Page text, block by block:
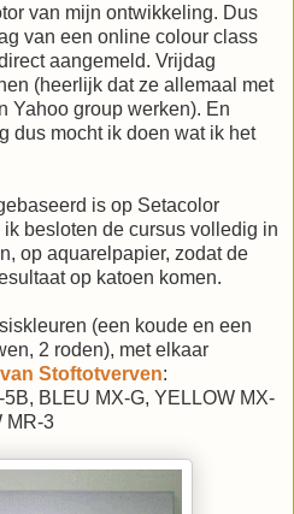
van mijn ontwikkeling. Dus
van een online colour class
aangemeld. Vrijdag
(heerlijk dat ze allemaal met
Yahoo group werken). En
dus mocht ik doen wat ik het
is op Setacolor
besloten de cursus volledig in
op aquarelpapier, zodat de
op katoen komen.
(een koude en een
2 roden), met elkaar
Stoftotverven:
BLEU MX-G, YELLOW MX-
MR-3